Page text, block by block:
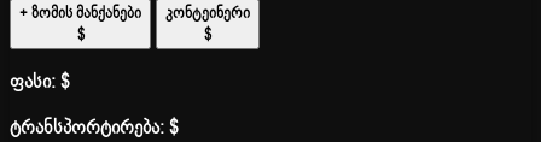
+ ზომის მანქანები
$
კონტეინერი
$
ფასი:$
ტრანსპორტირება:$